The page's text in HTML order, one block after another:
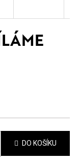
DO KOŠÍKU